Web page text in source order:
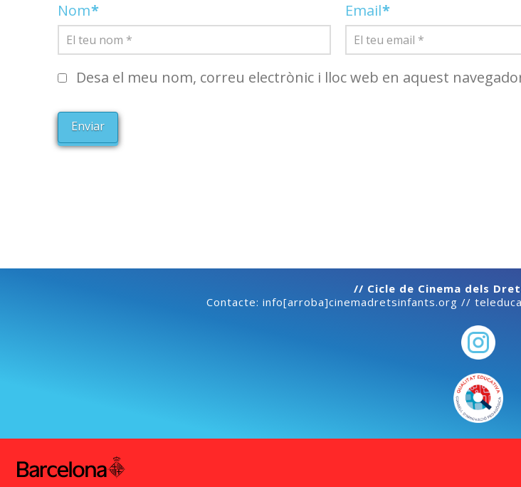
Nom* Email*
Desa el meu nom, correu electrònic i lloc web en aquest
// Cicle de Cinema dels
Contacte: info[arroba]cinemadretsinfants.org //